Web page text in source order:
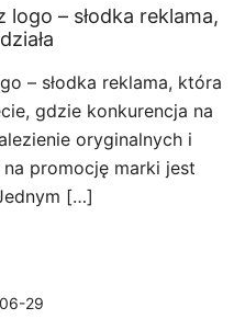
– słodka reklama,
– słodka reklama, która
gdzie konkurencja na
oryginalnych i
promocję marki jest
[…]
29